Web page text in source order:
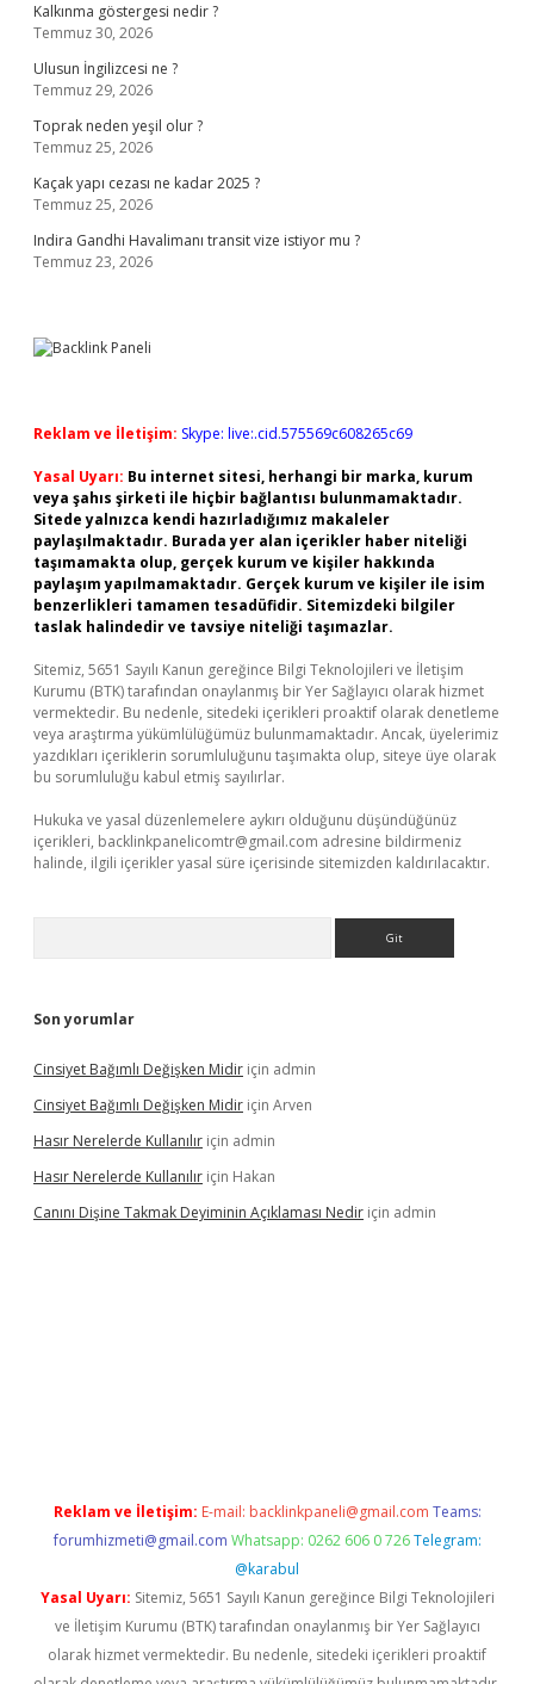
Kalkınma göstergesi nedir ?
Temmuz 30, 2026
Ulusun İngilizcesi ne ?
Temmuz 29, 2026
Toprak neden yeşil olur ?
Temmuz 25, 2026
Kaçak yapı cezası ne kadar 2025 ?
Temmuz 25, 2026
Indira Gandhi Havalimanı transit vize istiyor mu ?
Temmuz 23, 2026
Reklam ve İletişim: Skype: live:.cid.575569c608265c69
Yasal Uyarı: Bu internet sitesi, herhangi bir marka, kurum
veya şahıs şirketi ile hiçbir bağlantısı bulunmamaktadır.
Sitede yalnızca kendi hazırladığımız makaleler
paylaşılmaktadır. Burada yer alan içerikler haber niteliği
taşımamakta olup, gerçek kurum ve kişiler hakkında
paylaşım yapılmamaktadır. Gerçek kurum ve kişiler ile isim
benzerlikleri tamamen tesadüfidir. Sitemizdeki bilgiler
taslak halindedir ve tavsiye niteliği taşımazlar.
Sitemiz, 5651 Sayılı Kanun gereğince Bilgi Teknolojileri ve İletişim
Kurumu (BTK) tarafından onaylanmış bir Yer Sağlayıcı olarak hizmet
vermektedir. Bu nedenle, sitedeki içerikleri proaktif olarak denetleme
veya araştırma yükümlülüğümüz bulunmamaktadır. Ancak, üyelerimiz
yazdıkları içeriklerin sorumluluğunu taşımakta olup, siteye üye olarak
bu sorumluluğu kabul etmiş sayılırlar.
Hukuka ve yasal düzenlemelere aykırı olduğunu düşündüğünüz
içerikleri, backlinkpanelicomtr@gmail.com adresine bildirmeniz
halinde, ilgili içerikler yasal süre içerisinde sitemizden kaldırılacaktır.
Son yorumlar
Cinsiyet Bağımlı Değişken Midir için admin
Cinsiyet Bağımlı Değişken Midir için Arven
Hasır Nerelerde Kullanılır için admin
Hasır Nerelerde Kullanılır için Hakan
Canını Dişine Takmak Deyiminin Açıklaması Nedir için admin
Reklam ve İletişim: E-mail: backlinkpaneli@gmail.com Teams:
forumhizmeti@gmail.com Whatsapp: 0262 606 0 726 Telegram:
@karabul
Yasal Uyarı: Sitemiz, 5651 Sayılı Kanun gereğince Bilgi Teknolojileri
ve İletişim Kurumu (BTK) tarafından onaylanmış bir Yer Sağlayıcı
olarak hizmet vermektedir. Bu nedenle, sitedeki içerikleri proaktif